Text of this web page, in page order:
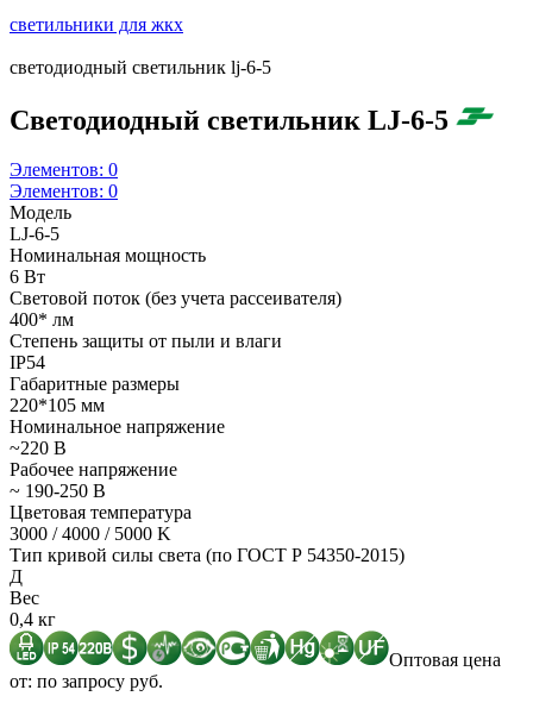
светильники для жкх
светодиодный светильник lj-6-5
Светодиодный светильник LJ-6-5
Элементов: 0
Элементов: 0
Модель
LJ-6-5
Номинальная мощность
6 Вт
Световой поток (без учета рассеивателя)
400* лм
Степень защиты от пыли и влаги
IP54
Габаритные размеры
220*105 мм
Номинальное напряжение
~220 В
Рабочее напряжение
~ 190-250 В
Цветовая температура
3000 / 4000 / 5000 K
Тип кривой силы света (по ГОСТ Р 54350-2015)
Д
Вес
0,4 кг
Оптовая цена
от: по запросу руб.